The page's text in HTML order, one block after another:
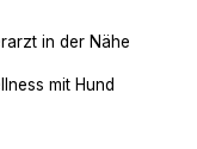
in der Nähe
mit Hund